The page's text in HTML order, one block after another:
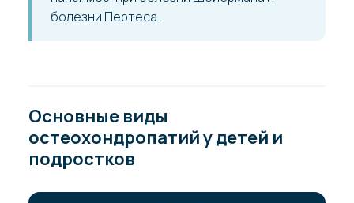
болезни Пертеса.
Основные виды
остеохондропатий у детей и
подростков